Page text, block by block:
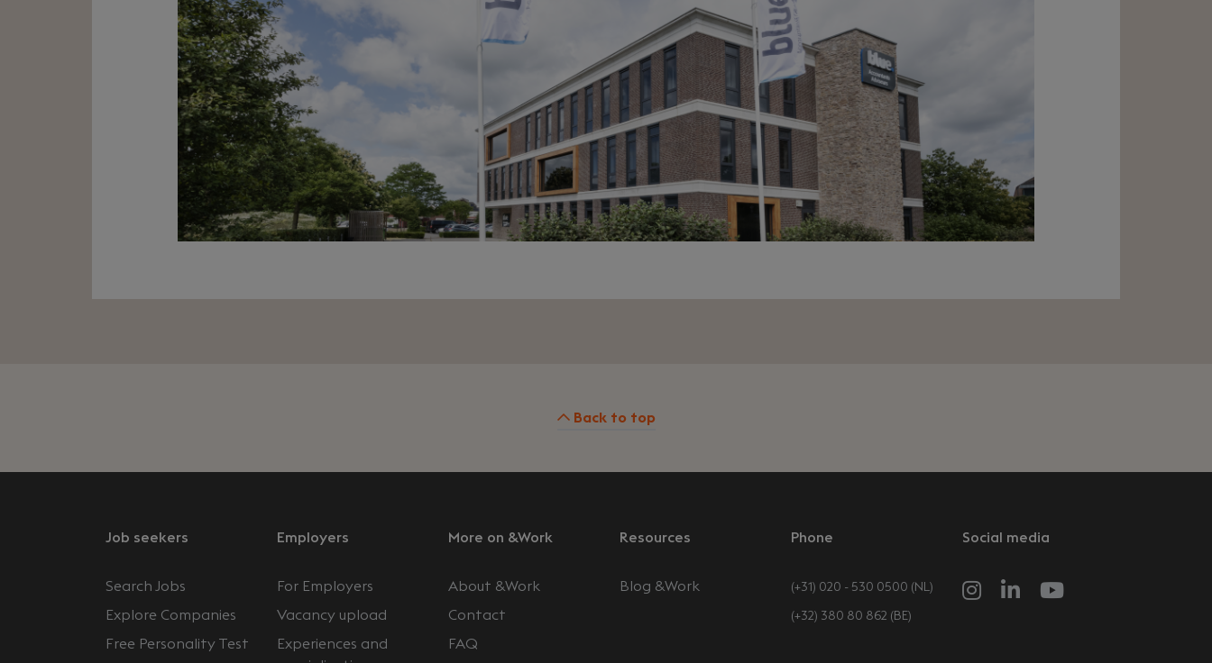
Back to top
Job seekers
Search Jobs
Explore Companies
Free Personality Test
Employers
For Employers
Vacancy upload
Experiences and
More on &Work
About &Work
Contact
FAQ
Resources
Blog &Work
Phone
(+31) 020 - 530 0500 (NL)
(+32) 380 80 862 (BE)
Social media